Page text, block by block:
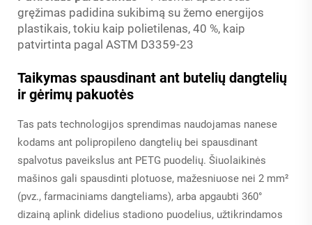
gręžimas padidina sukibimą su žemo energijos
plastikais, tokiu kaip polietilenas, 40 %, kaip
patvirtinta pagal ASTM D3359-23
Taikymas spausdinant ant butelių dangtelių
ir gėrimų pakuotės
Tas pats technologijos sprendimas naudojamas nanese
kodams ant polipropileno dangtelių bei spausdinant
spalvotus paveikslus ant PETG puodelių. Šiuolaikinės
mašinos gali spausdinti plotuose, mažesniuose nei 2 mm²
(pvz., farmaciniams dangteliams), arba apgaubti 360°
dizainą aplink didelius stadiono puodelius, užtikrindamos